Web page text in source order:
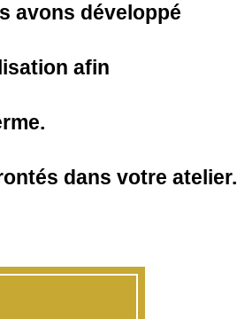
avons développé
afin
dans votre atelier.